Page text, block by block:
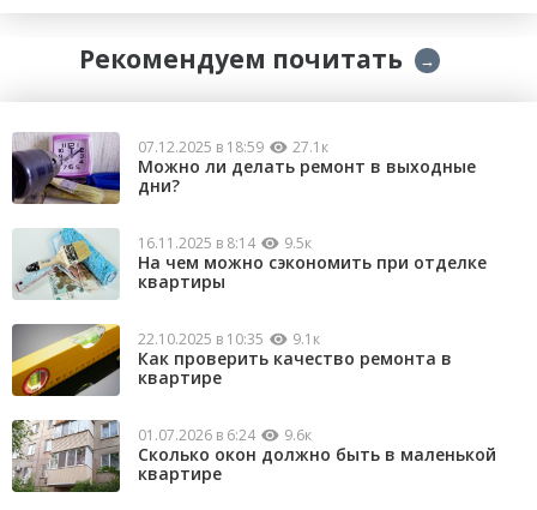
Рекомендуем почитать →
07.12.2025 в 18:59 27.1к
Можно ли делать ремонт в выходные
дни?
16.11.2025 в 8:14 9.5к
На чем можно сэкономить при отделке
квартиры
22.10.2025 в 10:35 9.1к
Как проверить качество ремонта в
квартире
01.07.2026 в 6:24 9.6к
Сколько окон должно быть в маленькой
квартире